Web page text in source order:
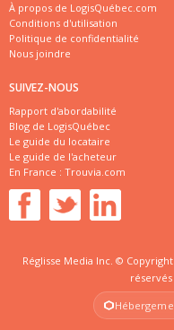
À propos de LogisQuébec.com
Conditions d'utilisation
Politique de confidentialité
Nous joindre
SUIVEZ-NOUS
Rapport d'abordabilité
Blog de LogisQuébec
Le guide du locataire
Le guide de l'acheteur
En France : Trouvia.com
Réglisse Media Inc. ©